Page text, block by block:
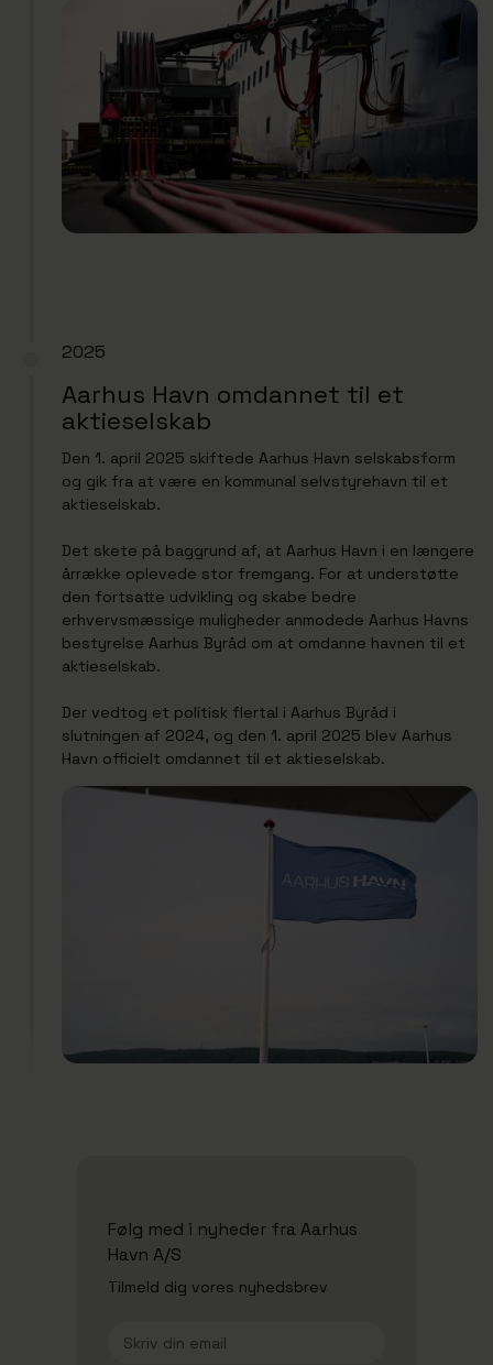
2025
Aarhus Havn omdannet til et
aktieselskab
Den 1. april 2025 skiftede Aarhus Havn selskabsform
og gik fra at være en kommunal selvstyrehavn til et
aktieselskab.
Det skete på baggrund af, at Aarhus Havn i en længere
årrække oplevede stor fremgang. For at understøtte
den fortsatte udvikling og skabe bedre
erhvervsmæssige muligheder anmodede Aarhus Havns
bestyrelse Aarhus Byråd om at omdanne havnen til et
aktieselskab.
Der vedtog et politisk flertal i Aarhus Byråd i
slutningen af 2024, og den 1. april 2025 blev Aarhus
Havn officielt omdannet til et aktieselskab.
Følg med i nyheder fra Aarhus
Havn A/S
Tilmeld dig vores nyhedsbrev